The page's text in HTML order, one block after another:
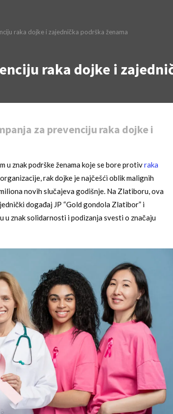
raka dojke i zajednička podrška ženama
raka dojke i
za prevenciju raka dojke i
u znak podrške ženama koje se bore protivraka
rak dojke je najčešći oblik malignih
novih slučajeva godišnje. Na Zlatiboru, ova
događaj JP “Gold gondola Zlatibor” i
u znak solidarnosti i podizanja svesti o značaju